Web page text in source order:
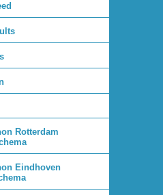
Rotterdam
Eindhoven